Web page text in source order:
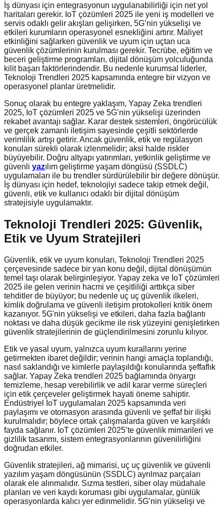
İş dünyası için entegrasyonun uygulanabilirliği için net yol
haritaları gerekir. IoT çözümleri 2025 ile yeni iş modelleri ve
servis odaklı gelir akışları gelişirken, 5G’nin yükselişi ve
etkileri kurumların operasyonel esnekliğini artırır. Maliyet
etkinliğini sağlarken güvenlik ve uyum için uçtan uca
güvenlik çözümlerinin kurulması gerekir. Tecrübe, eğitim ve
beceri geliştirme programları, dijital dönüşüm yolculuğunda
kilit başarı faktörlerindendir. Bu nedenle kurumsal liderler,
Teknoloji Trendleri 2025 kapsamında entegre bir vizyon ve
operasyonel planlar üretmelidir.
Sonuç olarak bu entegre yaklaşım, Yapay Zeka trendleri
2025, IoT çözümleri 2025 ve 5G’nin yükselişi üzerinden
rekabet avantajı sağlar. Karar destek sistemleri, öngörücülük
ve gerçek zamanlı iletişim sayesinde çeşitli sektörlerde
verimlilik artışı getirir. Ancak güvenlik, etik ve regülasyon
konuları sürekli olarak izlenmelidir; aksi halde riskler
büyüyebilir. Doğru altyapı yatırımları, yetkinlik geliştirme ve
güvenli yazılım geliştirme yaşam döngüsü (SSDLC)
uygulamaları ile bu trendler sürdürülebilir bir değere dönüşür.
İş dünyası için hedef, teknolojiyi sadece takip etmek değil,
güvenli, etik ve kullanıcı odaklı bir dijital dönüşüm
stratejisiyle uygulamaktır.
Teknoloji Trendleri 2025: Güvenlik,
Etik ve Uyum Stratejileri
Güvenlik, etik ve uyum konuları, Teknoloji Trendleri 2025
çerçevesinde sadece bir yan konu değil, dijital dönüşümün
temel taşı olarak belirginleşiyor. Yapay zeka ve IoT çözümleri
2025 ile gelen verinin hacmi ve çeşitliliği arttıkça siber
tehditler de büyüyor; bu nedenle uç uç güvenlik ilkeleri,
kimlik doğrulama ve güvenli iletişim protokolleri kritik önem
kazanıyor. 5G'nin yükselişi ve etkileri, daha fazla bağlantı
noktası ve daha düşük gecikme ile risk yüzeyini genişletirken
güvenlik stratejilerinin de güçlendirilmesini zorunlu kılıyor.
Etik ve yasal uyum, yalnızca uyum kurallarını yerine
getirmekten ibaret değildir; verinin hangi amaçla toplandığı,
nasıl saklandığı ve kimlerle paylaşıldığı konularında şeffaflık
sağlar. Yapay Zeka trendleri 2025 bağlamında önyargı
temizleme, hesap verebilirlik ve adil karar verme süreçleri
için etik çerçeveler geliştirmek hayati öneme sahiptir.
Endüstriyel IoT uygulamaları 2025 kapsamında veri
paylaşımı ve otomasyon arasında güvenli ve şeffaf bir ilişki
kurulmalıdır; böylece ortak çalışmalarda güven ve karşılıklı
fayda sağlanır. IoT çözümleri 2025’te güvenlik mimarileri ve
gizlilik tasarımı, sistem entegrasyonlarının güvenilirliğini
doğrudan etkiler.
Güvenlik stratejileri, ağ mimarisi, uç uç güvenlik ve güvenli
yazılım yaşam döngüsünün (SSDLC) ayrılmaz parçaları
olarak ele alınmalıdır. Sızma testleri, siber olay müdahale
planları ve veri kaydı koruması gibi uygulamalar, günlük
operasyonlarda kalıcı yer edinmelidir. 5G’nin yükselişi ve